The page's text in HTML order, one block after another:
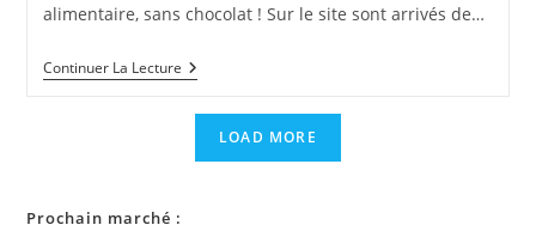
alimentaire, sans chocolat ! Sur le site sont arrivés de…
Continuer La LectureIdée
Cadeau
Chocolat
LOAD MORE
Prochain marché :